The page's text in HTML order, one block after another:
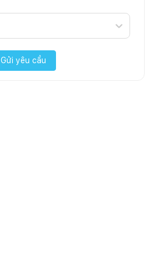
Gửi yêu cầu